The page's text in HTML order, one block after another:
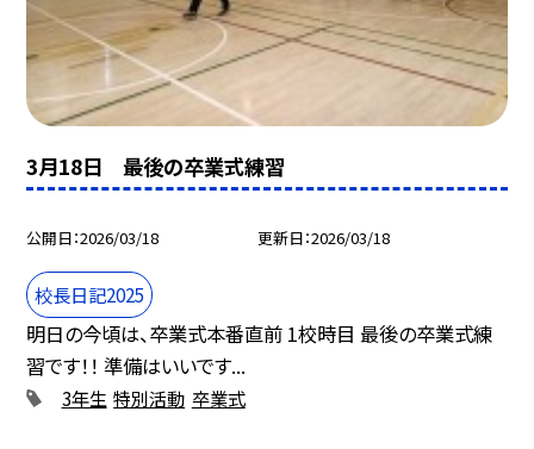
3月18日 最後の卒業式練習
公開日 2026/03/18 更新日 2026/03/18
校長日記2025
明日の今頃は、卒業式本番直前 1校時目 最後の卒業式練
習です！！ 準備はいいです...
3年生 特別活動 卒業式